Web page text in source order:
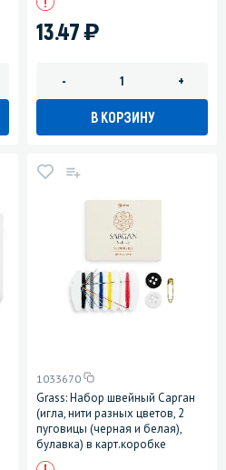
13.47)
- +
В КОРЗИНУ
1033670
Grass: Набор швейный Сарган
(игла, нити разных цветов, 2
пуговицы (черная и белая),
булавка) в карт.коробке